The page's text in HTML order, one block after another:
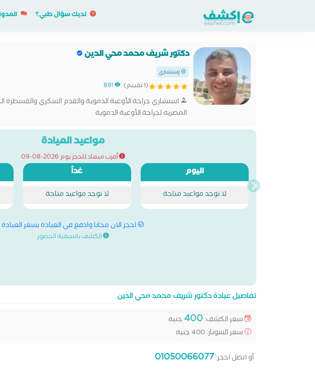
لديك سؤال طبي؟
دكتور شريف محمد محي الدين
إستشاري
(1 تقييم) 891
استشاري جراحة الأوعية الدموية والقدم السكري والقسطرة
المصريه لجراحة الأوعية الدموية
مواعيد العيادة
أقرب ميعاد للحجز يوم 2026-08-09
اليوم
لا توجد مواعيد متاحة
غداً
لا توجد مواعيد متاحة
احجز الان مجانا وادفع في العيادة بسعر العيادة
الكشف باسبقية الحضور
تفاصيل عيادة دكتور شريف محمد محي الدين
سعر الكشف:400 جنيه
سعر السونار: 400 جنيه
أو اتصل احجز:01050066077